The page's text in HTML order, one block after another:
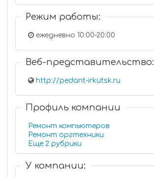
Режим работы:
ежедневно 10:00-20:00
Веб-представительство:
http://pedant-irkutsk.ru
Профиль компании
Ремонт компьютеров
Ремонт оргтехники
Еще 2 рубрики
У компании: